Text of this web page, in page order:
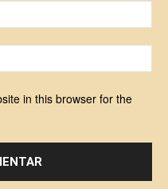
in this browser for the